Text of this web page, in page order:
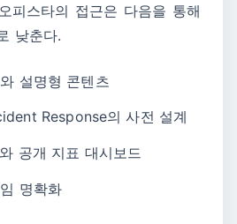
피스타의 접근은 다음을 통해
낮춘다.
설명형 콘텐츠
Response의 사전 설계
공개 지표 대시보드
명확화